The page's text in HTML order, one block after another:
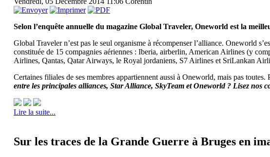
Selon l’enquête annuelle du magazine Global Traveler, Oneworld est la
Global Traveler n’est pas le seul organisme à récompenser l’alliance. Oneworld
constituée de 15 compagnies aériennes : Iberia, airberlin, American Airlines (y
Airlines, Qantas, Qatar Airways, le Royal jordaniens, S7 Airlines et SriLankan
Certaines filiales de ses membres appartiennent aussi à Oneworld, mais pas
entre les principales alliances, Star Alliance, SkyTeam et Oneworld ? Lisez nos
Lire la suite...
Sur les traces de la Grande Guerre à Bruges en